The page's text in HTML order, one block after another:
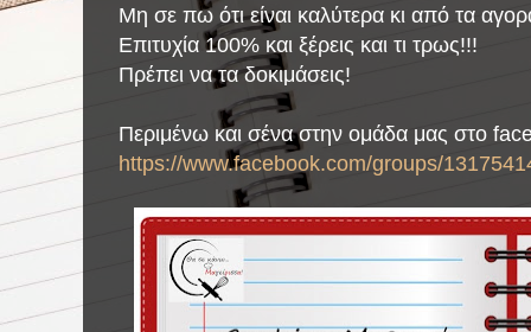
Μη σε πω ότι είναι καλύτερα κι από τα
Επιτυχία 100% και ξέρεις και τι τρως!!!
Πρέπει να τα δοκιμάσεις!
Περιμένω και σένα στην ομάδα μας στο
https://www.facebook.com/groups/